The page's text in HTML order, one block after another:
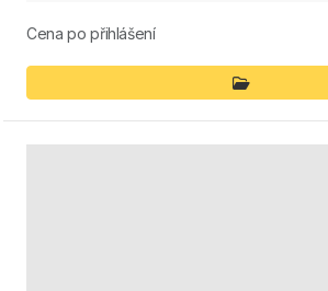
Cena po přihlášení